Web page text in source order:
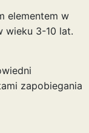
elementem w
wieku 3-10 lat.
zapobiegania